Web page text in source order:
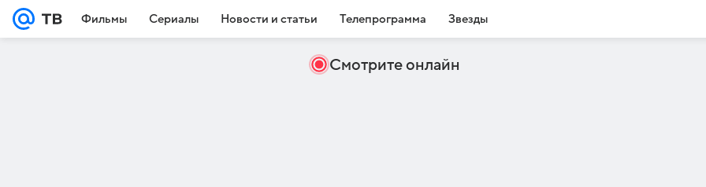
Фильмы Сериалы Новости и статьи Телепрограмма Звезды
Смотрите онлайн